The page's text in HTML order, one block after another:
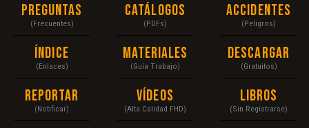
Preguntas
(Frecuentes)
Índice
(Enlaces)
Reportar
(Notificar)
Catálogos
(PDFs)
Materiales
(Guía Trabajo)
Vídeos
(Alta Calidad FHD)
Accidentes
(Peligros)
Descargar
(Gratuitos)
Libros
(Sin Registrarse)